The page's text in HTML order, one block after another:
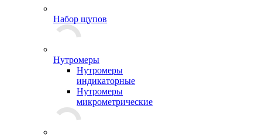
Набор щупов
Нутромеры
Нутромеры
индикаторные
Нутромеры
микрометрические